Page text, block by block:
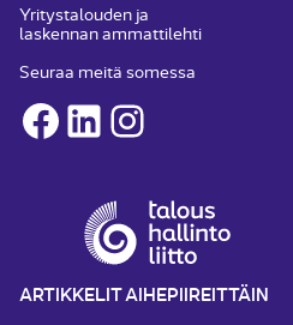
Yritystalouden ja
laskennan ammattilehti
Seuraa meitä somessa
Facebook
LinkedInInstagram
ARTIKKELIT AIHEPIIREITTÄIN